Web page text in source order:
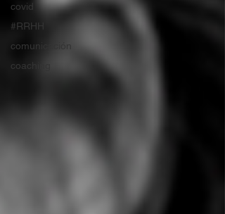
covid
#RRHH
comunicación
coaching